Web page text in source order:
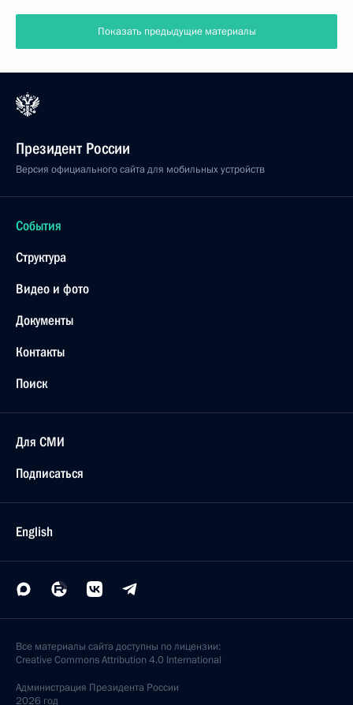
Показать предыдущие материалы
Президент России
Версия официального сайта для мобильных устройств
События
Структура
Видео и фото
Документы
Контакты
Поиск
Для СМИ
Подписаться
English
Все материалы сайта доступны по лицензии:
Creative Commons Attribution 4.0 International
Администрация Президента России
2026 год